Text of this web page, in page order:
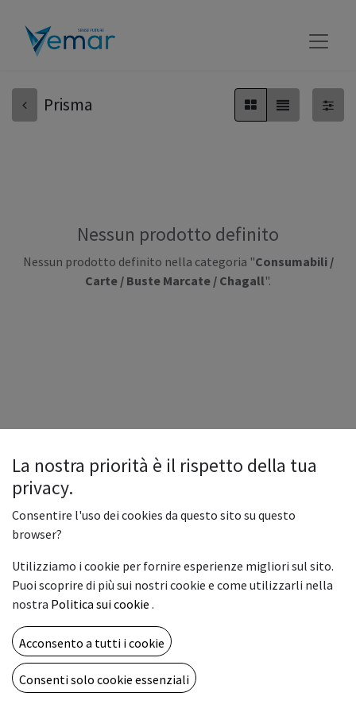
Prisma
Nessun prodotto definito
Nessun prodotto definito nella categoria "Consumabili /
Carte / Buste Marcate / Chagall".
Copyright © Vemar sas
La nostra priorità è il rispetto della tua
privacy.
Consentire l'uso dei cookies da questo sito su questo
browser?
Utilizziamo i cookie per fornire esperienze migliori sul sito.
Puoi scoprire di più sui nostri cookie e come utilizzarli nella
nostra Politica sui cookie .
Acconsento a tutti i cookie
Consenti solo cookie essenziali